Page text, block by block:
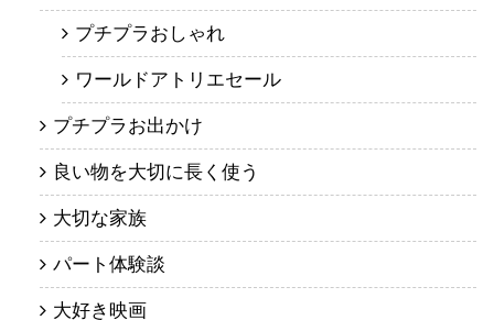
プチプラおしゃれ
ワールドアトリエセール
プチプラお出かけ
良い物を大切に長く使う
大切な家族
パート体験談
大好き映画